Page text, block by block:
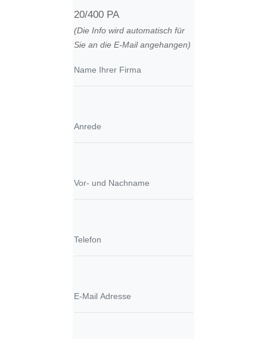
20/400 PA
(Die Info wird automatisch für
Sie an die E-Mail angehangen)